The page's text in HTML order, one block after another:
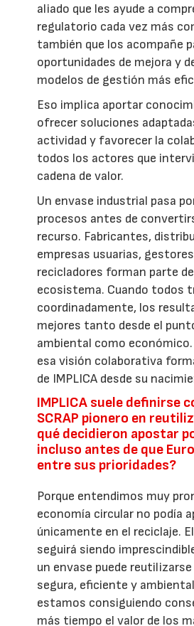
aliado que les ayude a
regulatorio cada vez más
también que los acompañe
oportunidades de mejora y
modelos de gestión más
Eso implica aportar
ofrecer soluciones
actividad y favorecer la
todos los actores que
cadena de valor.
Un envase industrial pasa
procesos antes de
recurso. Fabricantes,
empresas usuarias,
recicladores forman parte
ecosistema. Cuando todos
coordinadamente, los
mejores tanto desde el
ambiental como
esa visión colaborativa
de IMPLICA desde su
IMPLICA suele definirse
SCRAP pionero en
qué decidieron apostar
incluso antes de que
entre sus prioridades?
Porque entendimos muy
economía circular no podía
únicamente en el reciclaje.
seguirá siendo
un envase puede
segura, eficiente y
estamos consiguiendo
más tiempo el valor de los